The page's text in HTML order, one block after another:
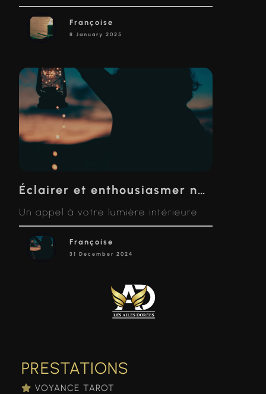
Françoise
8 January 2025
Éclairer et enthousiasmer notre chemin : devenir notre propre étoile
Un appel à votre lumière intérieure
Françoise
31 December 2024
PRESTATIONS
VOYANCE TAROT